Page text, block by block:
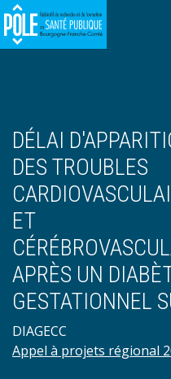
Aller
au
contenu
DÉLAI
DES TROUBLES
ET
APRÈS UN
GESTATIONNEL
DIAGECC
Appel à projets régional